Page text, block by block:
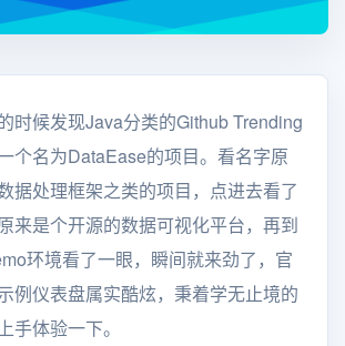
时候发现Java分类的Github Trending
个名为DataEase的项目。看名字原
据处理框架之类的项目，点进去看了
来是个开源的数据可视化平台，再到
环境看了一眼，瞬间就来劲了，官
例仪表盘属实酷炫，秉着学无止境的
手体验一下。